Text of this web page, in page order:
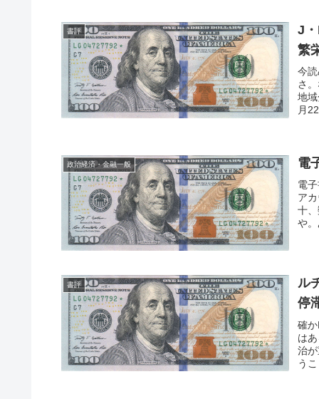
書評
J
繁
今
さ
地
月
政治経済・金融一般 電
電
ア
十
や
書評
ル
停
確
は
治
う